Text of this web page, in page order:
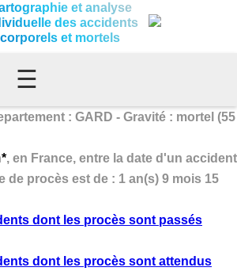
et analyse
des accidents
corporels et mortels
☰
: GARD - Gravité : mortel (55
*, en France, entre la date d'un accident
de procès est de : 1 an(s) 9 mois 15